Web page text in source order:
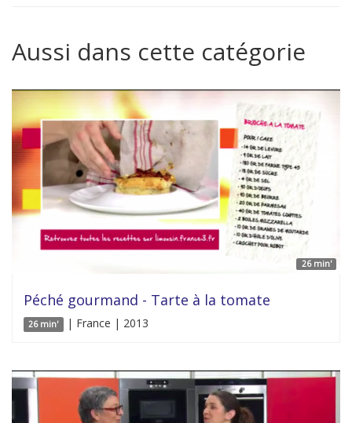
Aussi dans cette catégorie
26 min'
Péché gourmand - Tarte à la tomate
26 min' | France | 2013